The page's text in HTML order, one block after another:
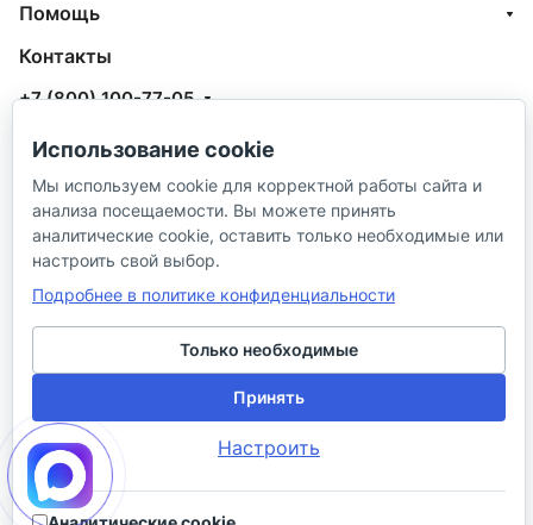
Помощь
Контакты
+7 (800) 100-77-05
info@aquatehnik.com
г. Краснодар (Центр),
ул. Чкалова, 167
© 2026 ИП Сибирцев И. В.
Политика в отношении песональных
данных
Разработано в
Использование cookie
Мы используем cookie для корректной работы сайта и
анализа посещаемости. Вы можете принять
аналитические cookie, оставить только необходимые или
настроить свой выбор.
Подробнее в политике конфиденциальности
Только необходимые
Принять
Настроить